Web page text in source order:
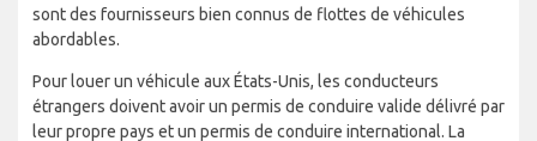
sont des fournisseurs bien connus de flottes de véhicules
abordables.
Pour louer un véhicule aux États-Unis, les conducteurs
étrangers doivent avoir un permis de conduire valide délivré par
leur propre pays et un permis de conduire international. La